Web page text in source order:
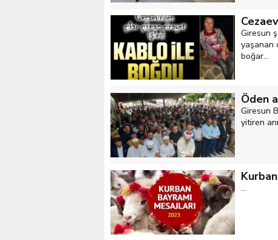
Giresun
yaşanan
boğar...
Öden
Giresun
yitiren
...